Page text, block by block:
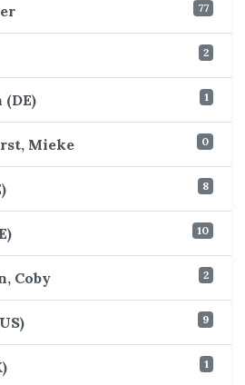
77
2
(DE) 1
Mieke 0
8
10
Coby 2
9
1